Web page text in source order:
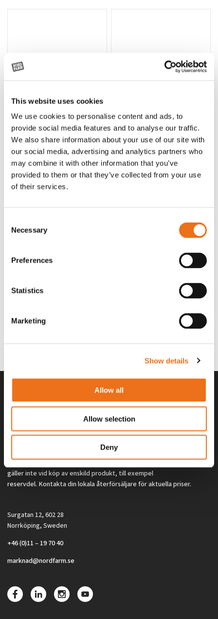
This website uses cookies
We use cookies to personalise content and ads, to
provide social media features and to analyse our traffic.
We also share information about your use of our site with
our social media, advertising and analytics partners who
may combine it with other information that you’ve
provided to them or that they’ve collected from your use
of their services.
Selection
Necessary
Preferences
Statistics
Marketing
Show details
Allow all
Allow selection
Deny
Lägg till i varukorg
Rotor, komplett med slagor
OR80013456G
35 730kr (ex. moms)
Grön truckknapp
A00220
530kr (ex. moms)
finger spakställ
Alla priser på tillbehör och tillval gäller vid köp av ny maskin. Priserna
gäller inte vid köp av enskild produkt, till exempel
reservdel. Kontakta din lokala återförsäljare för aktuella priser.
Surgatan 12, 602 28
Norrköping, Sweden
+46 (0)11 – 19 70 40
marknad@nordfarm.se